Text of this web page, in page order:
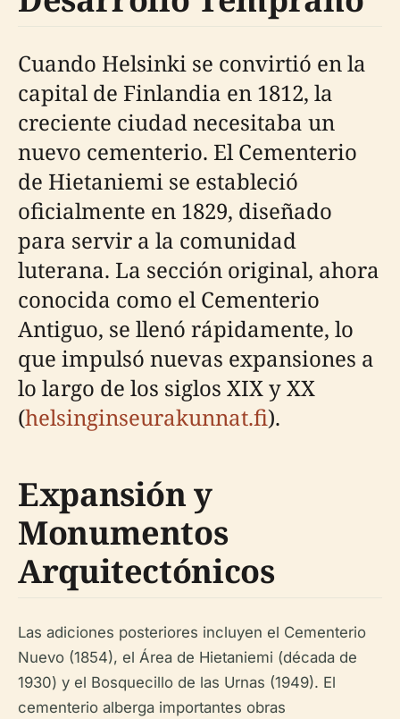
Cuando Helsinki se convirtió en la
capital de Finlandia en 1812, la
creciente ciudad necesitaba un
nuevo cementerio. El Cementerio
de Hietaniemi se estableció
oficialmente en 1829, diseñado
para servir a la comunidad
luterana. La sección original, ahora
conocida como el Cementerio
Antiguo, se llenó rápidamente, lo
que impulsó nuevas expansiones a
lo largo de los siglos XIX y XX
(helsinginseurakunnat.fi).
Expansión y
Monumentos
Arquitectónicos
Las adiciones posteriores incluyen el Cementerio
Nuevo (1854), el Área de Hietaniemi (década de
1930) y el Bosquecillo de las Urnas (1949). El
cementerio alberga importantes obras